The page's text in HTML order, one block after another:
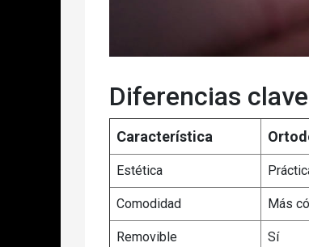
Diferencias
Característica
Estética
Comodidad Más
Removible Sí